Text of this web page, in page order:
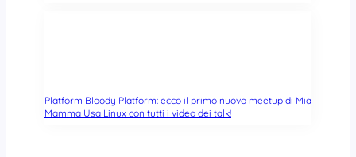
Platform Bloody Platform: ecco il primo nuovo meetup di Mia
Mamma Usa Linux con tutti i video dei talk!